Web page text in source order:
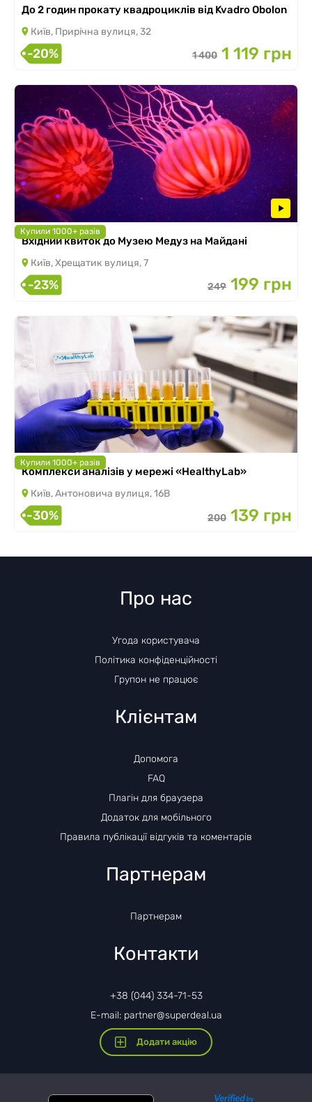
До 2 годин прокату квадроциклів від Kvadro Obolon
Київ, Прирічна вулиця, 32
-20% 1 400 1 119 грн
Купили 1000+ разів
Вхідний квиток до Музею Медуз на Майдані
Київ, Хрещатик вулиця, 7
-23% 249 199 грн
Купили 1000+ разів
Комплекси аналізів у мережі «HealthyLab»
Київ, Антоновича вулиця, 16В
-30% 200 139 грн
Про нас
Угода користувача
Політика конфіденційності
Групон не працює
Клієнтам
Допомога
FAQ
Плагін для браузера
Додаток для мобільного
Правила публікації відгуків та коментарів
Партнерам
Партнерам
Контакти
+38 (044) 334-71-53
E-mail: partner@superdeal.ua
Додати акцію